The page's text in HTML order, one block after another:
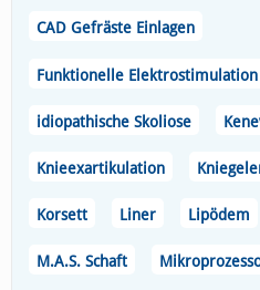
CAD Gefräste Einlagen
Funktionelle Elektrostimulation
idiopathische Skoliose
Knieexartikulation
Korsett Liner Lipödem
M.A.S. Schaft